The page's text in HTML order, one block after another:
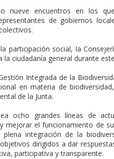
nueve encuentros en los
de gobiernos
participación social, la
la ciudadanía general durante
Integrada de la
en materia de
de la Junta.
ocho grandes líneas de
mejorar el funcionamiento de
plena integración de la
dirigidos a dar
participativa y transparente.